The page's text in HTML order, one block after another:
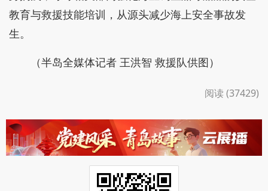
教育与救援技能培训，从源头减少海上安全事故发
生。
（半岛全媒体记者 王洪智 救援队供图）
阅读 (37429)